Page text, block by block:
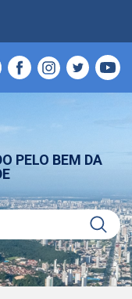
PELO BEM DA